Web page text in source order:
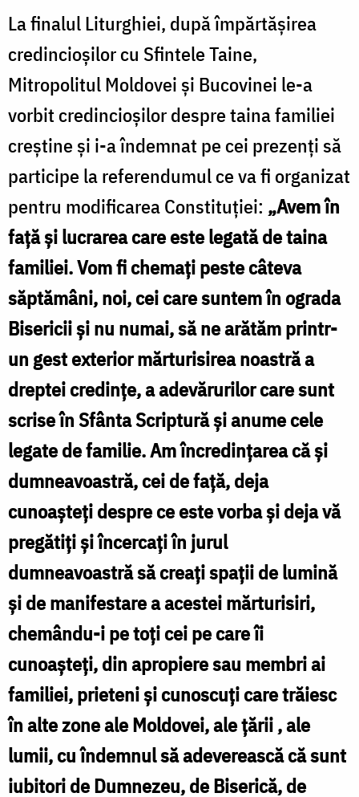
La finalul Liturghiei, după împărtășirea
credincioșilor cu Sfintele Taine,
Mitropolitul Moldovei și Bucovinei le-a
vorbit credincioșilor despre taina familiei
creștine și i-a îndemnat pe cei prezenți să
participe la referendumul ce va fi organizat
pentru modificarea Constituției: „Avem în
față și lucrarea care este legată de taina
familiei. Vom fi chemați peste câteva
săptămâni, noi, cei care suntem în ograda
Bisericii și nu numai, să ne arătăm printr-
un gest exterior mărturisirea noastră a
dreptei credințe, a adevărurilor care sunt
scrise în Sfânta Scriptură și anume cele
legate de familie. Am încredințarea că și
dumneavoastră, cei de față, deja
cunoașteți despre ce este vorba și deja vă
pregătiți și încercați în jurul
dumneavoastră să creați spații de lumină
și de manifestare a acestei mărturisiri,
chemându-i pe toți cei pe care îi
cunoașteți, din apropiere sau membri ai
familiei, prieteni și cunoscuți care trăiesc
în alte zone ale Moldovei, ale țării , ale
lumii, cu îndemnul să adeverească că sunt
iubitori de Dumnezeu, de Biserică, de